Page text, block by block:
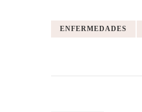
ENFERMEDADES